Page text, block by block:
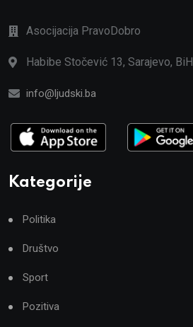
Asocijacija PravoDobro
Habibe Stočević 13, Sarajevo, BiH
info@ljudski.ba
Kategorije
Politika
Društvo
Sport
Pozitiva